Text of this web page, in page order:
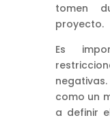
tomen
proyecto.
Es
como un
a definir